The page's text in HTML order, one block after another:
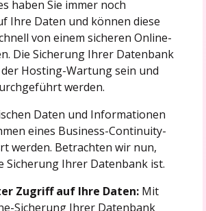
haben Sie immer noch
Ihre Daten und können diese
von einem sicheren Online-
Die Sicherung Ihrer Datenbank
Hosting-Wartung sein und
werden.
Daten und Informationen
eines Business-Continuity-
werden. Betrachten wir nun,
Sicherung Ihrer Datenbank ist.
Zugriff auf Ihre Daten: Mit
Sicherung Ihrer Datenbank